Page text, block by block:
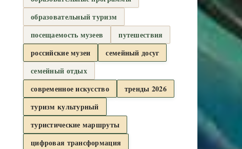
образовательный туризм
посещаемость музеев
путешествия
российские музеи
семейный досуг
семейный отдых
современное искусство
тренды 2026
туризм культурный
туристические маршруты
цифровая трансформация